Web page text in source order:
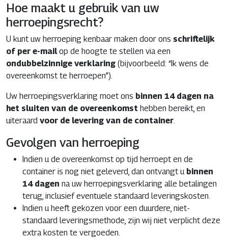
Hoe maakt u gebruik van uw
herroepingsrecht?
U kunt uw herroeping kenbaar maken door ons schriftelijk
of per e-mailop de hoogte te stellen via een
ondubbelzinnige verklaring (bijvoorbeeld: “Ik wens de
overeenkomst te herroepen”).
Uw herroepingsverklaring moet ons binnen 14 dagen na
het sluiten van de overeenkomst hebben bereikt, en
uiteraard voor de levering van de container.
Gevolgen van herroeping
Indien u de overeenkomst op tijd herroept en de
container is nog niet geleverd, dan ontvangt u binnen
14 dagen na uw herroepingsverklaring alle betalingen
terug, inclusief eventuele standaard leveringskosten.
Indien u heeft gekozen voor een duurdere, niet-
standaard leveringsmethode, zijn wij niet verplicht deze
extra kosten te vergoeden.